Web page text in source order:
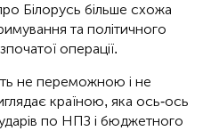
Білорусь більше схожа
та політичного
операції.
не переможною і не
країною, яка ось-ось
по НПЗ і бюджетного